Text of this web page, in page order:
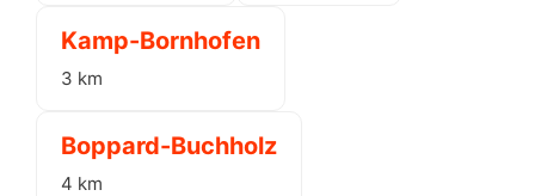
Kamp-Bornhofen
3 km
Boppard-Buchholz
4 km